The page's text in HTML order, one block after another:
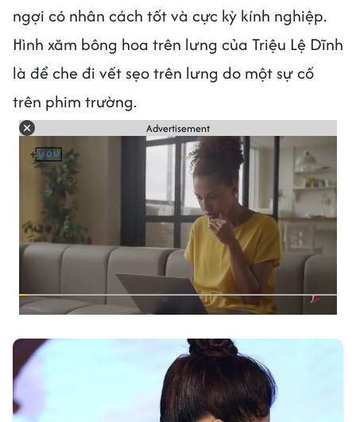
ngợi có nhân cách tốt và cực kỳ kính nghiệp.
Hình xăm bông hoa trên lưng của Triệu Lệ Dĩnh
là để che đi vết sẹo trên lưng do một sự cố
trên phim trường.
Advertisement